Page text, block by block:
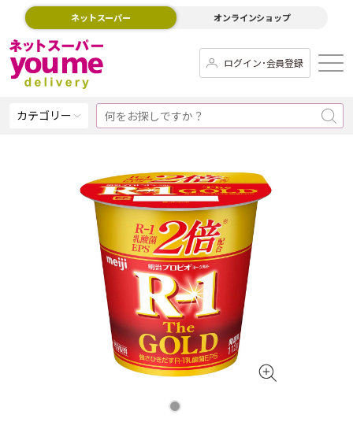
ネットスーパー オンラインショップ
ログイン･会員登録
カテゴリー